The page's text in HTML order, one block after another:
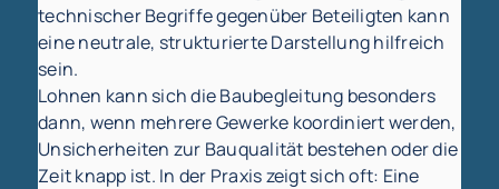
technischer Begriffe gegenüber Beteiligten kann
eine neutrale, strukturierte Darstellung hilfreich
sein.
Lohnen kann sich die Baubegleitung besonders
dann, wenn mehrere Gewerke koordiniert werden,
Unsicherheiten zur Bauqualität bestehen oder die
Zeit knapp ist. In der Praxis zeigt sich oft: Eine